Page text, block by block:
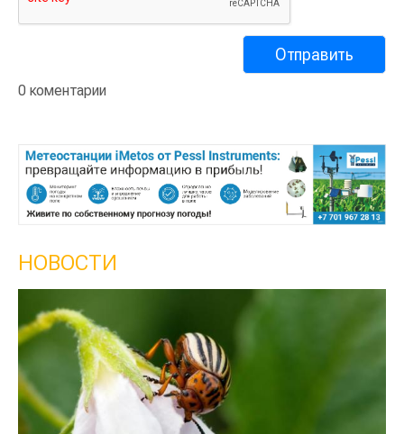
0 коментарии
НОВОСТИ